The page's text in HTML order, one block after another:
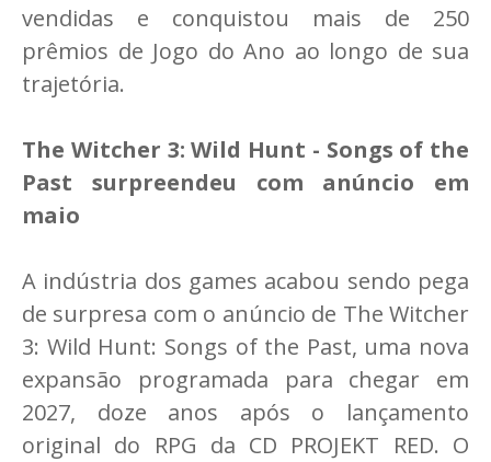
vendidas e conquistou mais de 250
prêmios de Jogo do Ano ao longo de sua
trajetória.
The Witcher 3: Wild Hunt - Songs of the
Past surpreendeu com anúncio em
maio
A indústria dos games acabou sendo pega
de surpresa com o anúncio de The Witcher
3: Wild Hunt: Songs of the Past, uma nova
expansão programada para chegar em
2027, doze anos após o lançamento
original do RPG da CD PROJEKT RED. O